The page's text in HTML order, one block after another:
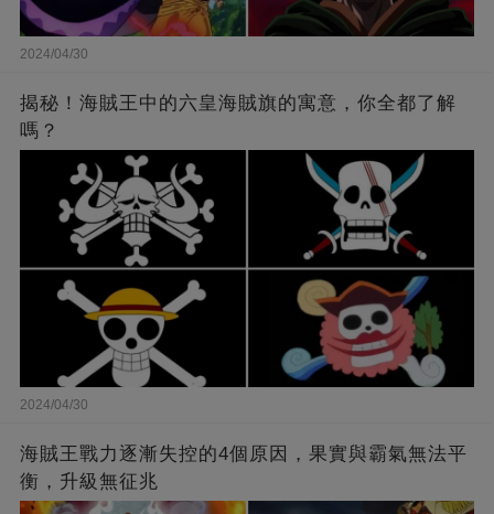
2024/04/30
揭秘！海賊王中的六皇海賊旗的寓意，你全都了解
嗎？
2024/04/30
海賊王戰力逐漸失控的4個原因，果實與霸氣無法平
衡，升級無征兆